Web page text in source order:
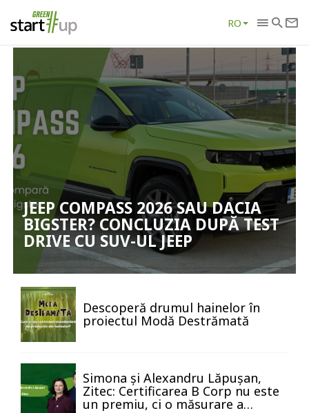
RO
JEEP COMPASS 2026 SAU DACIA
BIGSTER? CONCLUZIA DUPĂ TEST
DRIVE CU SUV-UL JEEP
Descoperă drumul hainelor în
proiectul Modă Destrămată
Simona și Alexandru Lăpușan,
Zitec: Certificarea B Corp nu este
un premiu, ci o măsurare a